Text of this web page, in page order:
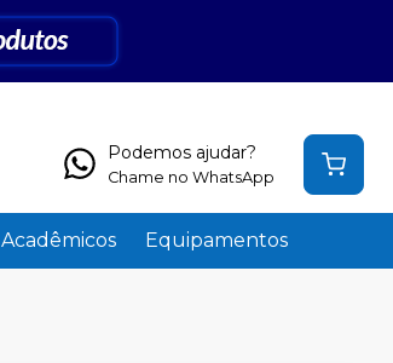
Podemos ajudar?
Chame no WhatsApp
Acadêmicos Equipamentos